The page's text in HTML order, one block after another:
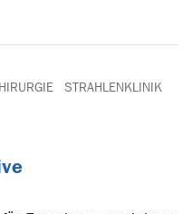
STRAHLENKLINIK